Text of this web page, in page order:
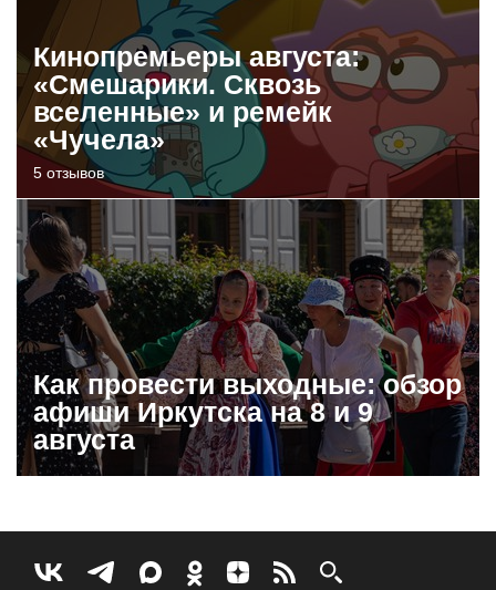
Кинопремьеры августа:
«Смешарики. Сквозь
вселенные» и ремейк
«Чучела»
5 отзывов
Как провести выходные: обзор
афиши Иркутска на 8 и 9
августа